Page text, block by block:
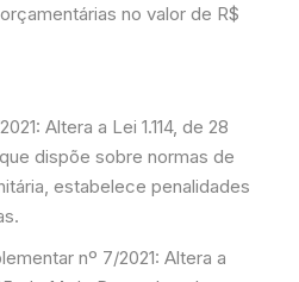
no valor de R$
Altera a Lei 1.114, de 28
dispõe sobre normas de
estabelece penalidades
nº 7/2021: Altera a